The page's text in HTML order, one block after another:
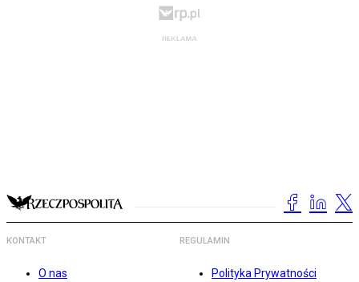
KONTAKT
O nas
REGULAMIN
Polityka Prywatności